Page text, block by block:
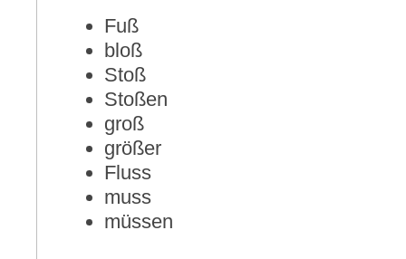
Fuß
bloß
Stoß
Stoßen
groß
größer
Fluss
muss
müssen